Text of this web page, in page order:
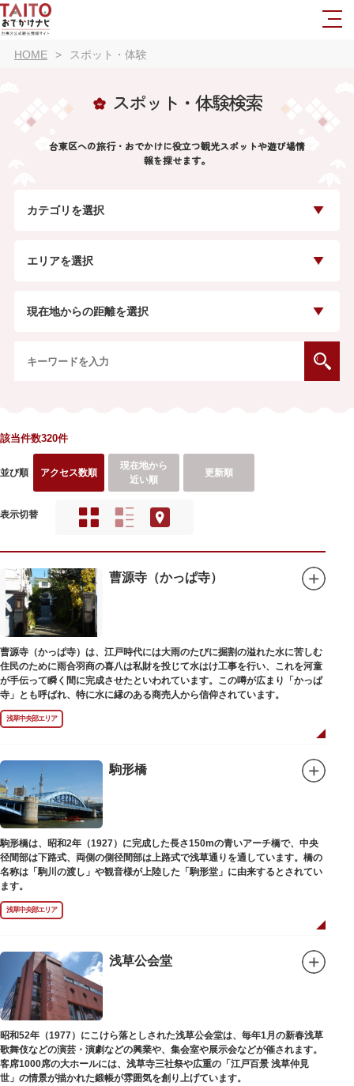
HOME スポット・体験
スポット・体験検索
台東区への旅行・おでかけに役立つ観光スポットや遊び場情
報を探せます。
カテゴリを選択
エリアを選択
現在地からの距離を選択
該当件数320件
並び順 アクセス数順
現在地から
近い順
更新順
表示切替
曹源寺（かっぱ寺）
曹源寺（かっぱ寺）は、江戸時代には大雨のたびに掘割の溢れた水に苦しむ
住民のために雨合羽商の喜八は私財を投じて水はけ工事を行い、これを河童
が手伝って瞬く間に完成させたといわれています。この噂が広まり「かっぱ
寺」とも呼ばれ、特に水に縁のある商売人から信仰されています。
浅草中央部エリア
駒形橋
駒形橋は、昭和2年（1927）に完成した長さ150mの青いアーチ橋で、中央
径間部は下路式、両側の側径間部は上路式で浅草通りを通しています。橋の
名称は「駒川の渡し」や観音様が上陸した「駒形堂」に由来するとされてい
ます。
浅草中央部エリア
浅草公会堂
昭和52年（1977）にこけら落としされた浅草公会堂は、毎年1月の新春浅草
歌舞伎などの演芸・演劇などの興業や、集会室や展示会などが催されます。
客席1000席の大ホールには、浅草寺三社祭や広重の「江戸百景 浅草仲見
世」の情景が描かれた鍛帳が雰囲気を創り上げています。